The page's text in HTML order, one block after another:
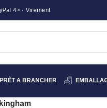
4× · Virement
PRÊT A BRANCHER